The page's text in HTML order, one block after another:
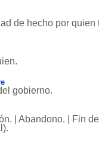
de hecho por
gobierno.
| Abandono. | Fin